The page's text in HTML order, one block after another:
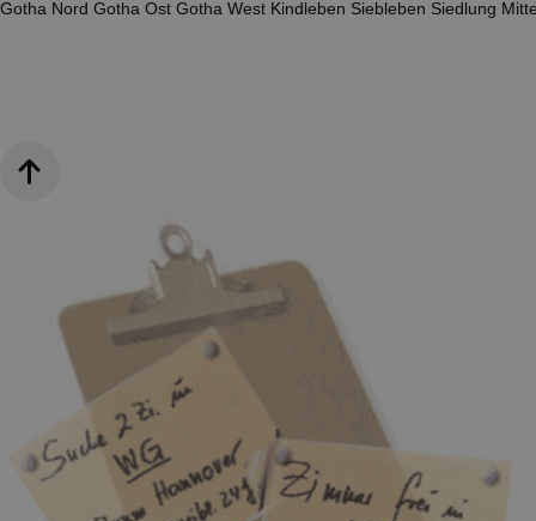
Gotha Nord Gotha Ost Gotha West Kindleben Siebleben Siedlung